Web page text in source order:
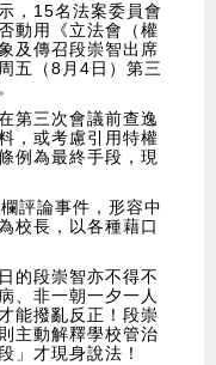
，15名法案委員會
動用《立法會（權
及傳召段崇智出席
五（8月4日）第三
第三次會議前查逸
，或考慮引用特權
例為最終手段，現
評論事件，形容中
校長，以各種藉口
的段崇智亦不得不
、非一朝一夕一人
能撥亂反正！段崇
主動解釋學校管治
」才現身說法！